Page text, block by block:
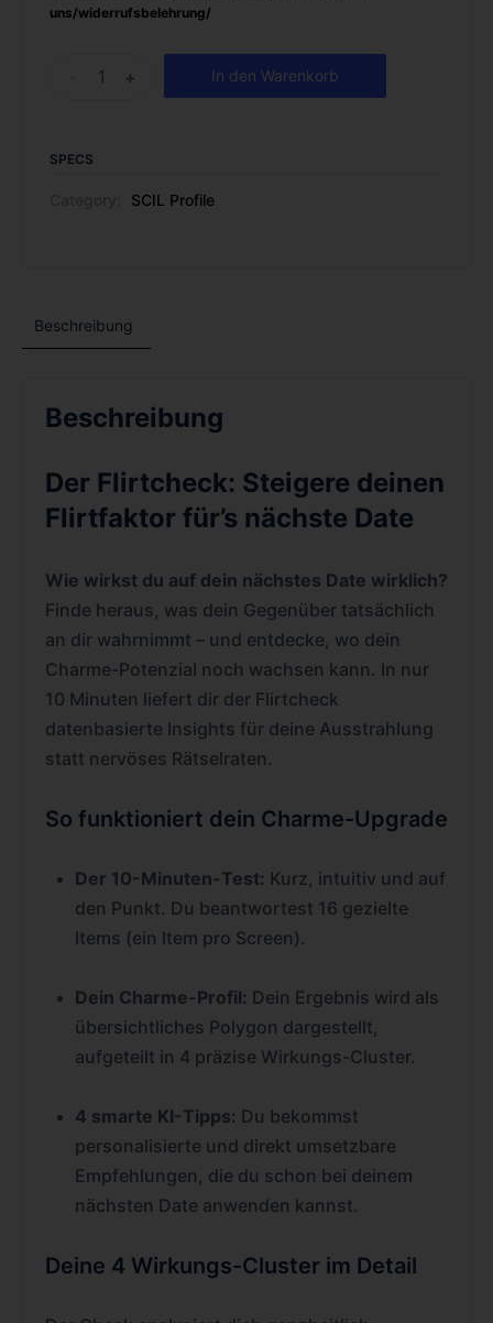
uns/widerrufsbelehrung/
+ In den Warenkorb
SPECS
SCIL Profile
Beschreibung
Beschreibung
Der Flirtcheck: Steigere deinen
Flirtfaktor für’s nächste Date
Wie wirkst du auf dein nächstes Date wirklich?
Finde heraus, was dein Gegenüber tatsächlich
an dir wahrnimmt – und entdecke, wo dein
Charme-Potenzial noch wachsen kann. In nur
10 Minuten liefert dir der Flirtcheck
datenbasierte Insights für deine Ausstrahlung
statt nervöses Rätselraten.
So funktioniert dein Charme-Upgrade
Der 10-Minuten-Test: Kurz, intuitiv und auf
den Punkt. Du beantwortest 16 gezielte
Items (ein Item pro Screen).
Dein Charme-Profil: Dein Ergebnis wird als
übersichtliches Polygon dargestellt,
aufgeteilt in 4 präzise Wirkungs-Cluster.
4 smarte KI-Tipps: Du bekommst
personalisierte und direkt umsetzbare
Empfehlungen, die du schon bei deinem
nächsten Date anwenden kannst.
Deine 4 Wirkungs-Cluster im Detail